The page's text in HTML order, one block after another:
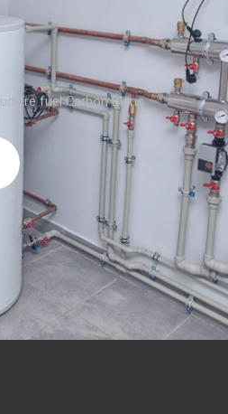
fuel Carbon Blanc